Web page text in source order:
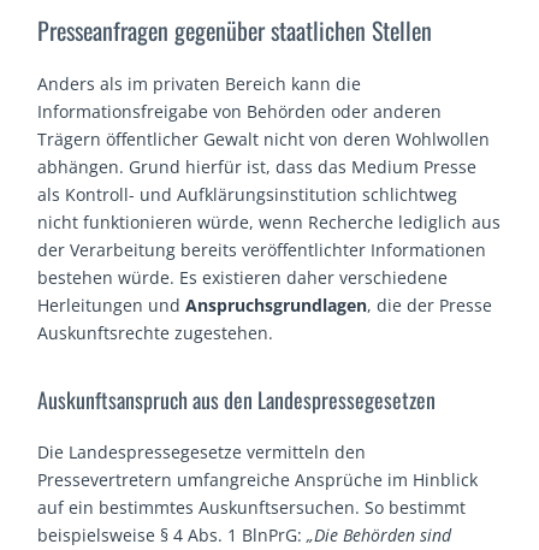
Presseanfragen gegenüber staatlichen Stellen
Anders als im privaten Bereich kann die
Informationsfreigabe von Behörden oder anderen
Trägern öffentlicher Gewalt nicht von deren Wohlwollen
abhängen. Grund hierfür ist, dass das Medium Presse
als Kontroll- und Aufklärungsinstitution schlichtweg
nicht funktionieren würde, wenn Recherche lediglich aus
der Verarbeitung bereits veröffentlichter Informationen
bestehen würde. Es existieren daher verschiedene
Herleitungen undAnspruchsgrundlagen, die der Presse
Auskunftsrechte zugestehen.
Auskunftsanspruch aus den Landespressegesetzen
Die Landespressegesetze vermitteln den
Pressevertretern umfangreiche Ansprüche im Hinblick
auf ein bestimmtes Auskunftsersuchen. So bestimmt
beispielsweise § 4 Abs. 1 BlnPrG:„Die Behörden sind